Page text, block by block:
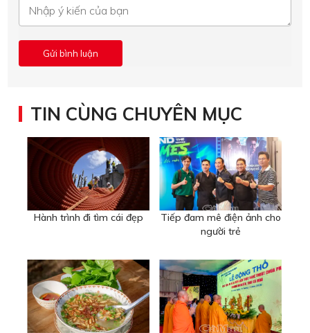
TIN CÙNG CHUYÊN MỤC
Hành trình đi tìm cái đẹp
Tiếp đam mê điện ảnh cho
người trẻ